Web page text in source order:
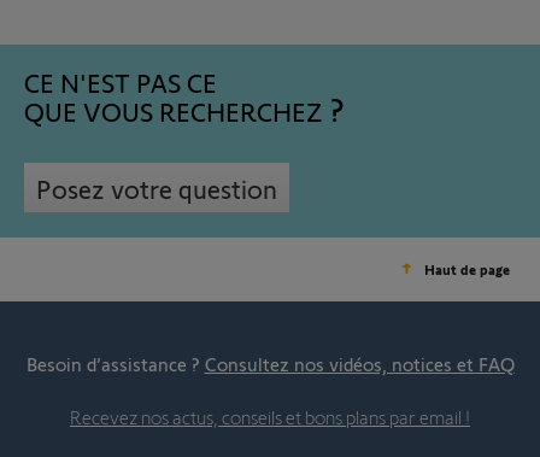
CE N'EST PAS CE
QUE VOUS RECHERCHEZ
Posez votre question
Haut de page
Besoin d’assistance ? Consultez nos vidéos, notices et FAQ
Recevez nos actus, conseils et bons plans par email !